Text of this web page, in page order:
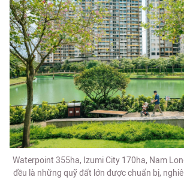
Waterpoint 355ha, Izumi City 170ha, Nam
đều là những quỹ đất lớn được chuẩn bị,